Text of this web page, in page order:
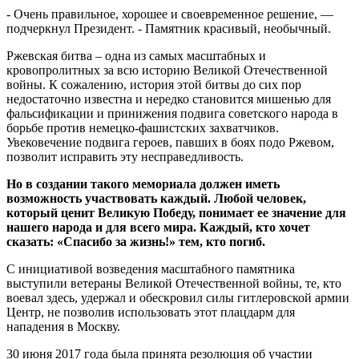
- Очень правильное, хорошее и своевременное решение, —
подчеркнул Президент. - Памятник красивый, необычный.
Ржевская битва – одна из самых масштабных и
кровопролитных за всю историю Великой Отечественной
войны. К сожалению, история этой битвы до сих пор
недостаточно известна и нередко становится мишенью для
фальсификации и принижения подвига советского народа в
борьбе против немецко-фашистских захватчиков.
Увековечение подвига героев, павших в боях подо Ржевом,
позволит исправить эту несправедливость.
Но в создании такого мемориала должен иметь
возможность участвовать каждый. Любой человек,
который ценит Великую Победу, понимает ее значение для
нашего народа и для всего мира. Каждый, кто хочет
сказать: «Спасибо за жизнь!» тем, кто погиб.
С инициативой возведения масштабного памятника
выступили ветераны Великой Отечественной войны, те, кто
воевал здесь, удержал и обескровил силы гитлеровской армии
Центр, не позволив использовать этот плацдарм для
нападения в Москву.
30 июня 2017 года была принята резолюция об участии